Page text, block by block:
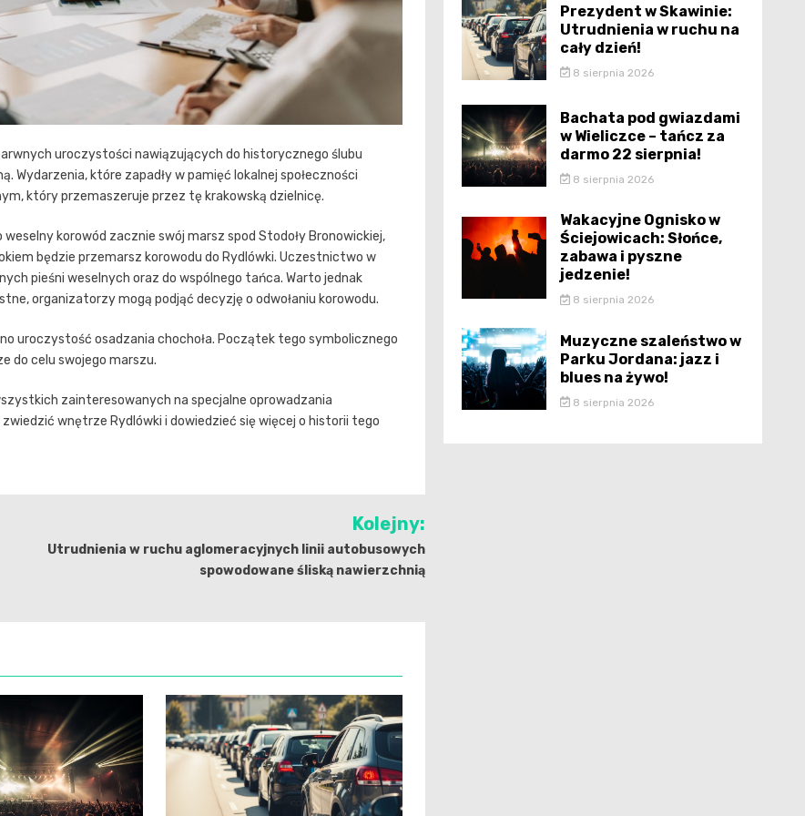
uroczystości nawiązujących do historycznego ślubu
Wydarzenia, które zapadły w pamięć lokalnej społeczności
który przemaszeruje przez tę krakowską dzielnicę.
korowód zacznie swój marsz spod Stodoły Bronowickiej,
będzie przemarsz korowodu do Rydlówki. Uczestnictwo w
pieśni weselnych oraz do wspólnego tańca. Warto jednak
organizatorzy mogą podjąć decyzję o odwołaniu korowodu.
uroczystość osadzania chochoła. Początek tego symbolicznego
do celu swojego marszu.
zainteresowanych na specjalne oprowadzania
wnętrze Rydlówki i dowiedzieć się więcej o historii tego
Kolejny:
Utrudnienia w ruchu aglomeracyjnych linii autobusowych
spowodowane śliską nawierzchnią
Prezydent w Skawinie:
Utrudnienia w ruchu na
cały dzień!
8 sierpnia 2026
Bachata pod gwiazdami
w Wieliczce – tańcz za
darmo 22 sierpnia!
8 sierpnia 2026
Wakacyjne Ognisko w
Ściejowicach: Słońce,
zabawa i pyszne
jedzenie!
8 sierpnia 2026
Muzyczne szaleństwo w
Parku Jordana: jazz i
blues na żywo!
8 sierpnia 2026